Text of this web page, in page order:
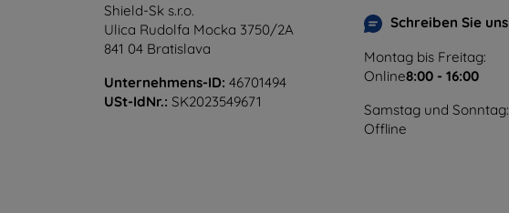
Shield-Sk s.r.o.
Ulica Rudolfa Mocka 3750/2A
841 04 Bratislava
Unternehmens-ID: 46701494
USt-IdNr.: SK2023549671
Schreiben Sie uns
Montag bis Freitag:
Online8:00 - 16:00
Samstag und Sonntag:
Offline